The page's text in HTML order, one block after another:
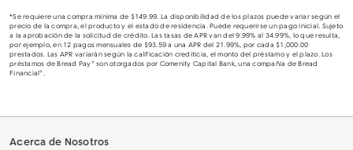
*Se requiere una compra mínima de $149.99. La disponibilidad de los plazos puede variar según el
precio de la compra, el producto y el estado de residencia. Puede requerirse un pago inicial. Sujeto
a la aprobación de la solicitud de crédito. Las tasas de APR van del 9.99% al 34.99%, lo que resulta,
por ejemplo, en 12 pagos mensuales de $93.59 a una APR del 21.99%, por cada $1,000.00
prestados. Las APR variarán según la calificación crediticia, el monto del préstamo y el plazo. Los
préstamos de Bread Pay® son otorgados por Comenity Capital Bank, una compañía de Bread
Financial®.
Acerca de Nosotros